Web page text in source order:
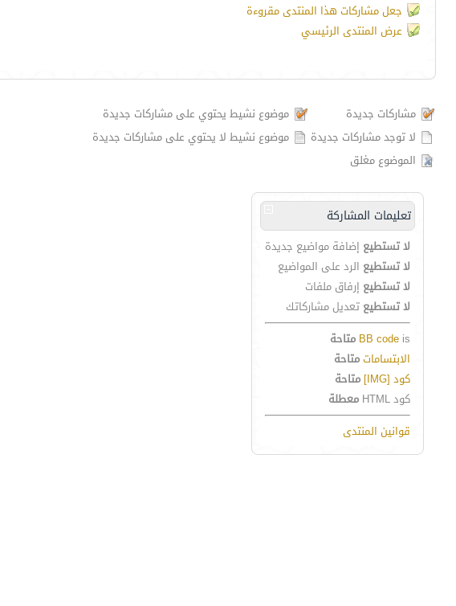
جعل مشاركات هذا المنتدى مقروءة
عرض المنتدى الرئيسي
مشاركات جديدة
موضوع نشيط يحتوي على مشاركات جديدة
لا توجد مشاركات جديدة
موضوع نشيط لا يحتوي على مشاركات جديدة
الموضوع مغلق
تعليمات المشاركة
لا تستطيع إضافة مواضيع جديدة
لا تستطيع الرد على المواضيع
لا تستطيع إرفاق ملفات
لا تستطيع تعديل مشاركاتك
BB code is
متاحة
الابتساماتمتاحة
كود [IMG]
متاحة
كود HTML
معطلة
قوانين المنتدى